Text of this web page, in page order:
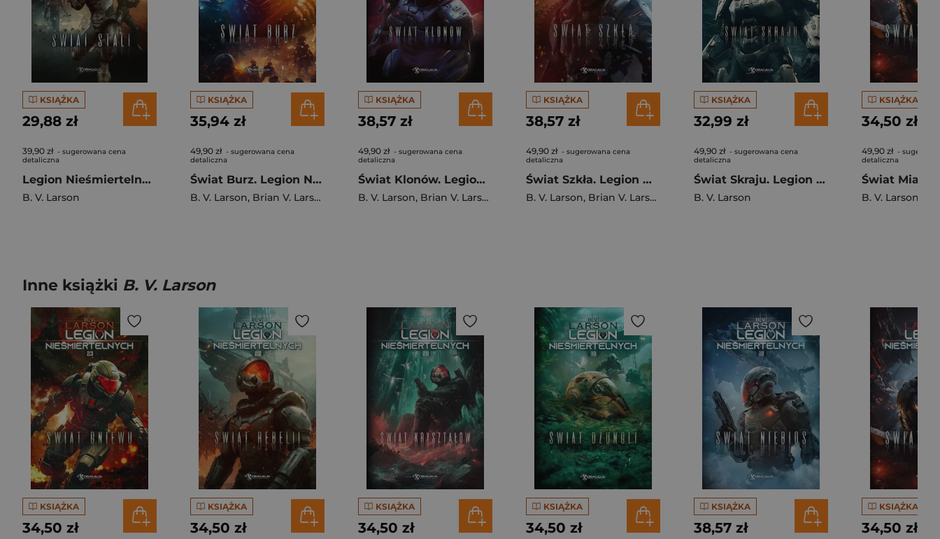
KSIĄŻKA
29,88 zł
39,90 zł - sugerowana cena
detaliczna
Legion Nieśmiertelnych. Tom 1. Świat Stali
B. V. Larson
KSIĄŻKA
35,94 zł
49,90 zł - sugerowana cena
detaliczna
Świat Burz. Legion Nieśmiertelnych. Tom 10
B. V. Larson, Brian V. Larson
KSIĄŻKA
38,57 zł
49,90 zł - sugerowana cena
detaliczna
Świat Klonów. Legion Nieśmiertelnych. Tom 12
B. V. Larson, Brian V. Larson
KSIĄŻKA
38,57 zł
49,90 zł - sugerowana cena
detaliczna
Świat Szkła. Legion Nieśmiertelnych. Tom 13
B. V. Larson, Brian V. Larson
KSIĄŻKA
32,99 zł
49,90 zł - sugerowana cena
detaliczna
Świat Skraju. Legion Nieśmiertelnych. Tom 14
B. V. Larson
KSIĄŻKA
34,50 zł
49,90 zł -
detaliczna
B. V. Larson
Inne książki B. V. Larson
KSIĄŻKA
34,50 zł
KSIĄŻKA
34,50 zł
KSIĄŻKA
34,50 zł
KSIĄŻKA
34,50 zł
KSIĄŻKA
38,57 zł
KSIĄŻKA
34,50 zł